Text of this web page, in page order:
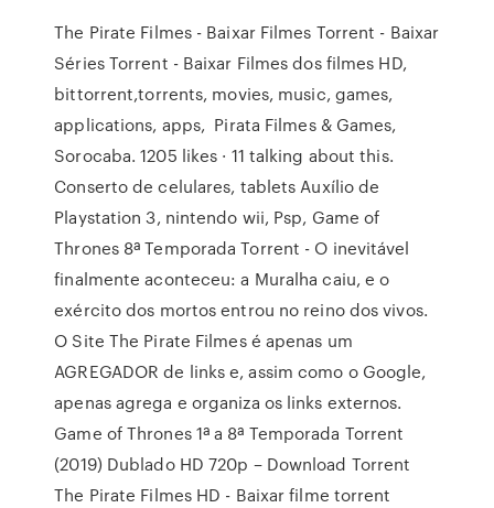
The Pirate Filmes - Baixar Filmes Torrent - Baixar
Séries Torrent - Baixar Filmes dos filmes HD,
bittorrent,torrents, movies, music, games,
applications, apps, Pirata Filmes & Games,
Sorocaba. 1205 likes · 11 talking about this.
Conserto de celulares, tablets Auxílio de
Playstation 3, nintendo wii, Psp, Game of
Thrones 8ª Temporada Torrent - O inevitável
finalmente aconteceu: a Muralha caiu, e o
exército dos mortos entrou no reino dos vivos.
O Site The Pirate Filmes é apenas um
AGREGADOR de links e, assim como o Google,
apenas agrega e organiza os links externos.
Game of Thrones 1ª a 8ª Temporada Torrent
(2019) Dublado HD 720p – Download Torrent
The Pirate Filmes HD - Baixar filme torrent